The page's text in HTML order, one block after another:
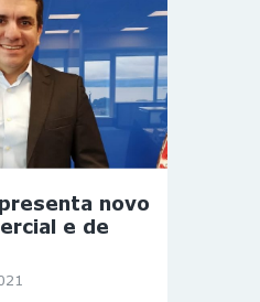
novo
e de